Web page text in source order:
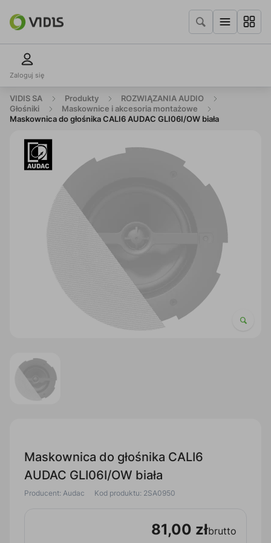
Zaloguj się
VIDIS SA Produkty
ROZWIĄZANIA AUDIO
Głośniki
Maskownice i akcesoria montażowe
Maskownica do głośnika CALI6 AUDAC GLI06I/OW biała
Maskownica do głośnika CALI6
AUDAC GLI06I/OW biała
Producent: Audac Kod produktu: 2SA0950
81,00 złbrutto